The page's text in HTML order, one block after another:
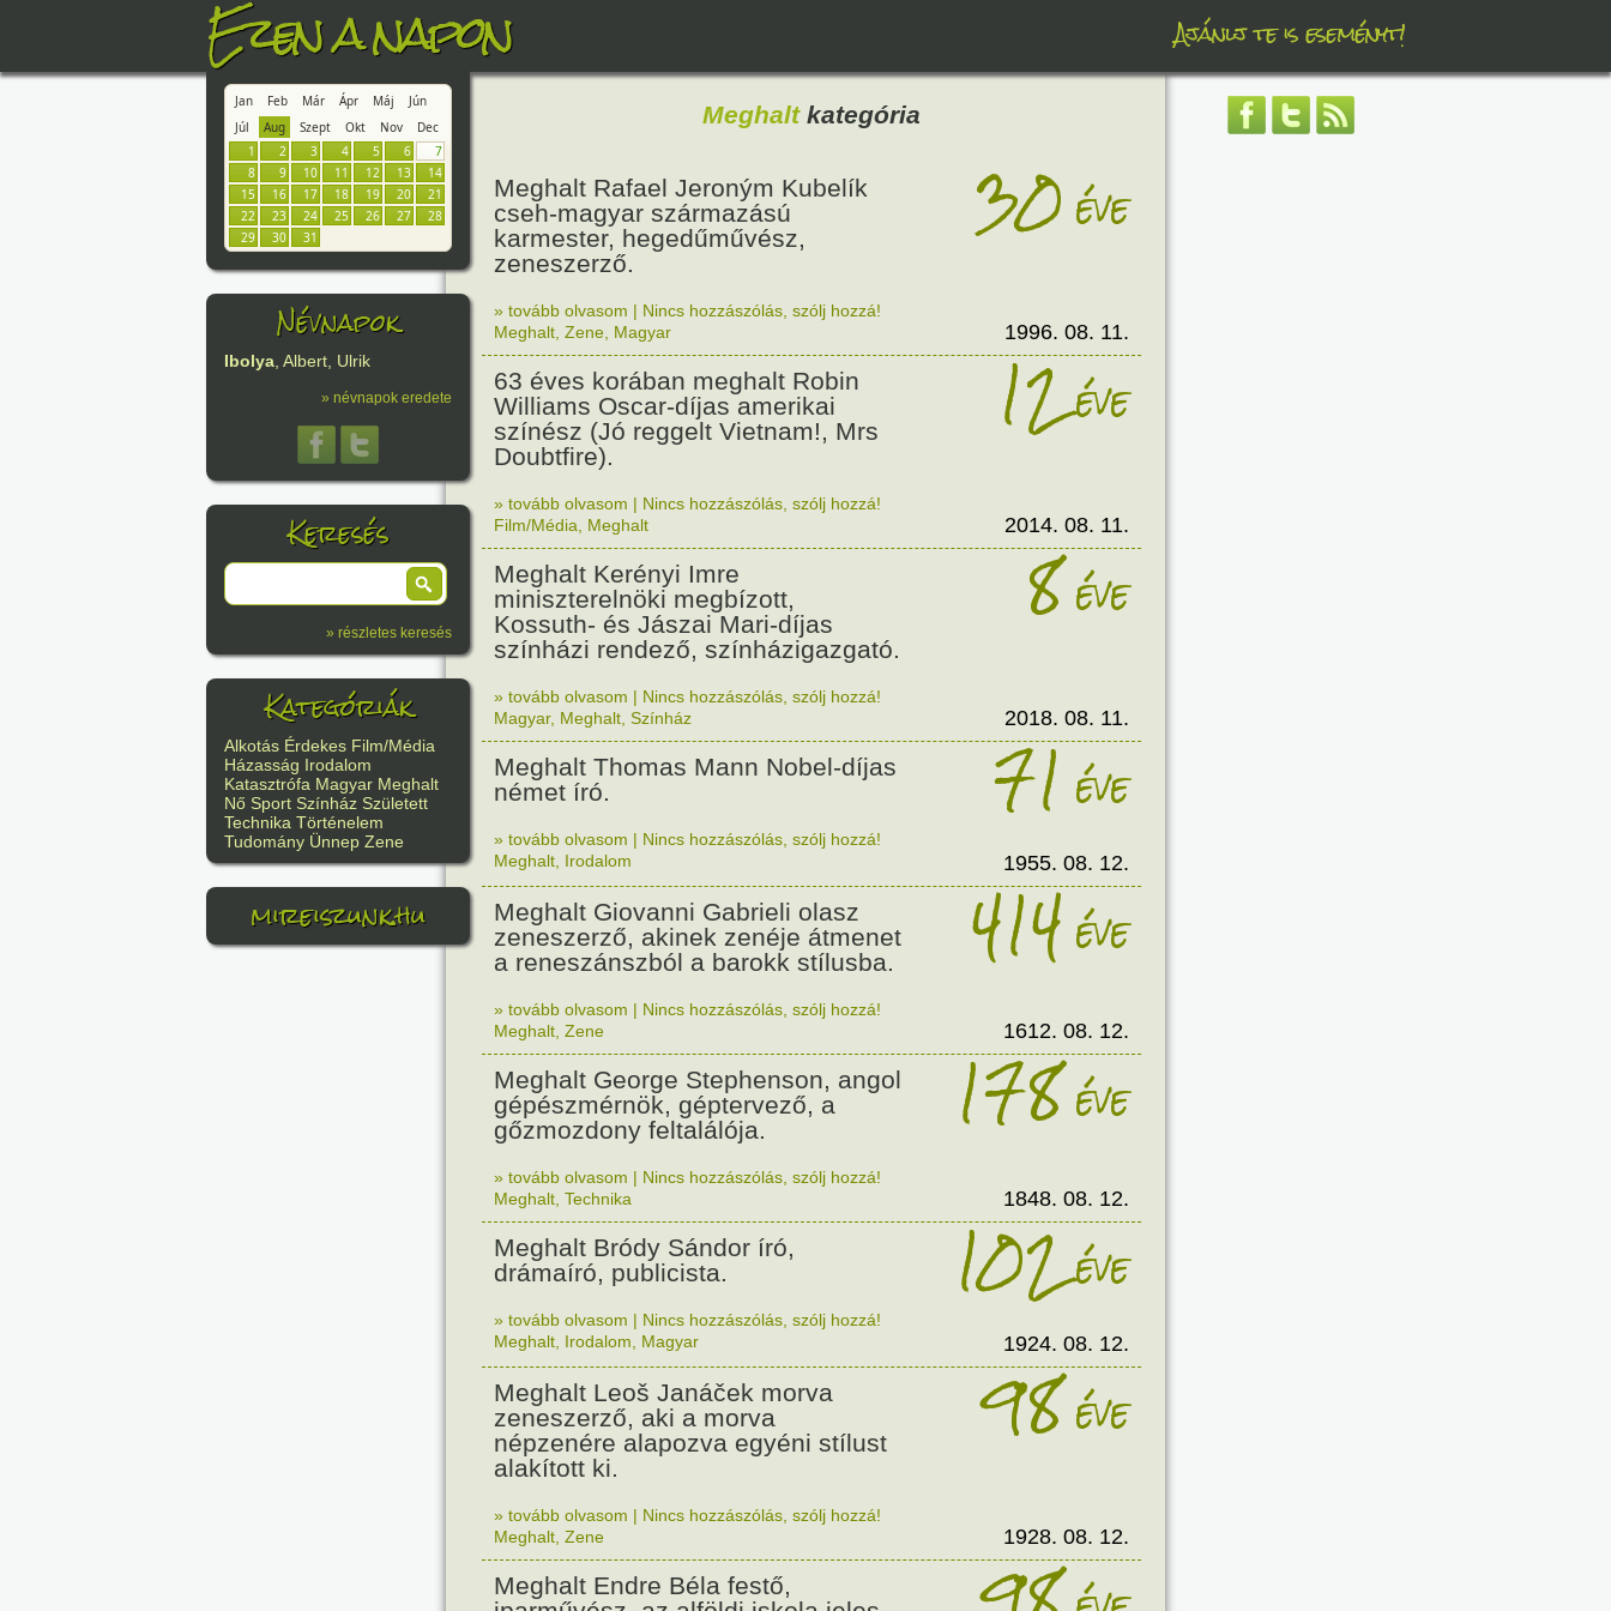
Ezen a napon Ajánlj te is eseményt!
Jan Feb Már Ápr Máj
Jún
Júl
Aug Szept Okt Nov
Dec
1
2 3 4 5 6
7
8
9 10 11 12 13
14
15
16 17 18 19 20
21
22
23 24 25 26 27
28
29
30 31
Névnapok
Ibolya, Albert, Ulrik
» névnapok eredete
Keresés
» részletes keresés
Kategóriák
Alkotás Érdekes Film/Média
Házasság Irodalom
Katasztrófa Magyar Meghalt
Nő Sport Színház Született
Technika Történelem
Tudomány Ünnep Zene
mireiszunk.hu
Meghaltkategória
Meghalt Rafael Jeroným Kubelík
cseh-magyar származású
karmester, hegedűművész,
zeneszerző.
30 éve
» tovább olvasom | Nincs hozzászólás, szólj hozzá!
Meghalt Zene Magyar 1996. 08. 11.
63 éves korában meghalt Robin
Williams Oscar-díjas amerikai
színész (Jó reggelt Vietnam!, Mrs
Doubtfire).
12éve
» tovább olvasom | Nincs hozzászólás, szólj hozzá!
Film/Média
Meghalt 2014. 08. 11.
Meghalt Kerényi Imre
miniszterelnöki megbízott,
Kossuth- és Jászai Mari-díjas
színházi rendező, színházigazgató.
8éve
» tovább olvasom | Nincs hozzászólás, szólj hozzá!
Magyar, Meghalt Színház 2018. 08. 11.
Meghalt Thomas Mann Nobel-díjas
német író.
71éve
» tovább olvasom | Nincs hozzászólás, szólj hozzá!
Meghalt Irodalom 1955. 08. 12.
Meghalt Giovanni Gabrieli olasz
zeneszerző, akinek zenéje átmenet
a reneszánszból a barokk stílusba.
414éve
» tovább olvasom | Nincs hozzászólás, szólj hozzá!
Meghalt Zene 1612. 08. 12.
Meghalt George Stephenson, angol
gépészmérnök, géptervező, a
gőzmozdony feltalálója.
178éve
» tovább olvasom | Nincs hozzászólás, szólj hozzá!
Meghalt Technika 1848. 08. 12.
Meghalt Bródy Sándor író,
drámaíró, publicista.
102éve
» tovább olvasom | Nincs hozzászólás, szólj hozzá!
Meghalt Irodalom Magyar 1924. 08. 12.
Meghalt Leoš Janáček morva
zeneszerző, aki a morva
népzenére alapozva egyéni stílust
alakított ki.
98éve
» tovább olvasom | Nincs hozzászólás, szólj hozzá!
Meghalt Zene 1928. 08. 12.
Meghalt Endre Béla festő,